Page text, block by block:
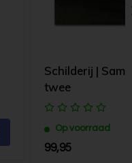
Schilderij |
twee
Op voorraad
99,95